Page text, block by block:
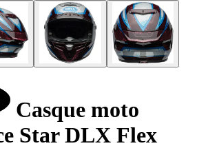
Casque moto
Star DLX Flex